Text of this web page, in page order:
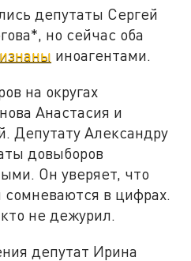
депутаты Сергей
но сейчас оба
иноагентами.
на округах
Анастасия и
Депутату Александру
довыборов
Он уверяет, что
в цифрах.
не дежурил.
депутат Ирина